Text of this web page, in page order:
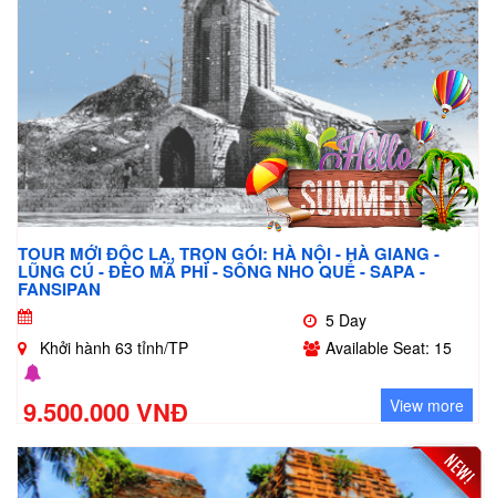
TOUR MỚI ĐỘC LẠ, TRỌN GÓI: HÀ NỘI - HÀ GIANG -
LŨNG CÚ - ĐÈO MÃ PHÌ - SÔNG NHO QUẾ - SAPA -
FANSIPAN
5 Day
Khởi hành 63 tỉnh/TP
Available Seat: 15
9.500.000 VNĐ View more